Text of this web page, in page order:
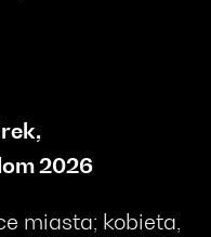
,
2026
miasta; kobieta,